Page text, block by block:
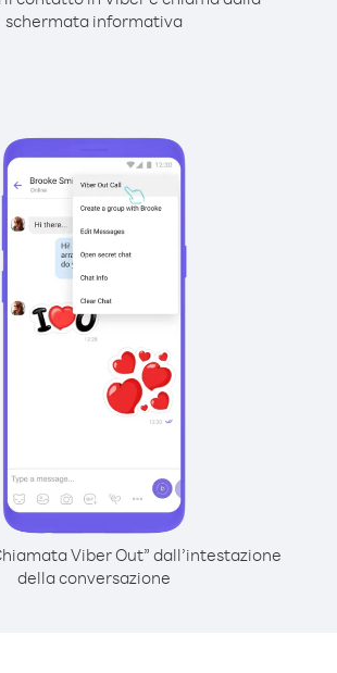
schermata informativa
Viber Out” dall’intestazione
della conversazione